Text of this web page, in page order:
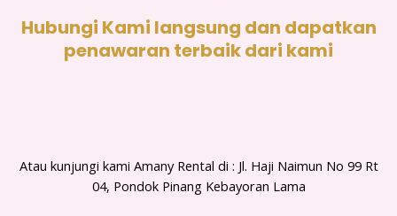
Hubungi Kami langsung dan dapatkan
penawaran terbaik dari kami
Atau kunjungi kami Amany Rental di : Jl. Haji Naimun No 99 Rt
04, Pondok Pinang Kebayoran Lama